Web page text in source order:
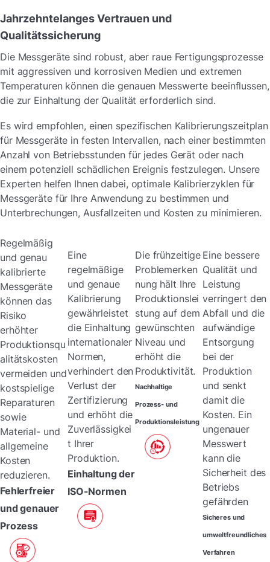
Jahrzehntelanges Vertrauen und
Qualitätssicherung
Die Messgeräte sind robust, aber raue Fertigungsprozesse
mit aggressiven und korrosiven Medien und extremen
Temperaturen können die genauen Messwerte beeinflussen,
die zur Einhaltung der Qualität erforderlich sind.
Es wird empfohlen, einen spezifischen Kalibrierungszeitplan
für Messgeräte in festen Intervallen, nach einer bestimmten
Anzahl von Betriebsstunden für jedes Gerät oder nach
einem potenziell schädlichen Ereignis festzulegen. Unsere
Experten helfen Ihnen dabei, optimale Kalibrierzyklen für
Messgeräte für Ihre Anwendung zu bestimmen und
Unterbrechungen, Ausfallzeiten und Kosten zu minimieren.
Fehlerfreier
und genauer
Prozess
Regelmäßig
und genau
kalibrierte
Messgeräte
können das
Risiko
erhöhter
Produktionsqu
alitätskosten
vermeiden und
kostspielige
Reparaturen
sowie
Material- und
allgemeine
Kosten
reduzieren.
Einhaltung der
ISO-Normen
Eine
regelmäßige
und genaue
Kalibrierung
gewährleistet
die Einhaltung
internationaler
Normen,
verhindert den
Verlust der
Zertifizierung
und erhöht die
Zuverlässigkei
t Ihrer
Produktion.
Nachhaltige
Prozess- und
Produktionsleistung
Die frühzeitige
Problemerken
nung hält Ihre
Produktionslei
stung auf dem
gewünschten
Niveau und
erhöht die
Produktivität.
Sicheres und
umweltfreundliches
Verfahren
Eine bessere
Qualität und
Leistung
verringert den
Abfall und die
aufwändige
Entsorgung
bei der
Produktion
und senkt
damit die
Kosten. Ein
ungenauer
Messwert
kann die
Sicherheit des
Betriebs
gefährden